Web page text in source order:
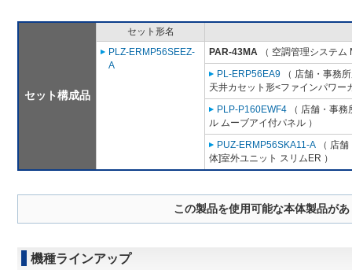
セット構成品
セット形名
PLZ-ERMP56SEEZ-
A
PAR-43MA （ 空調管理システム
PL-ERP56EA9 （ 店舗・事務
天井カセット形<ファインパワー
PLP-P160EWF4 （ 店舗・事
ル ムーブアイ付パネル ）
PUZ-ERMP56SKA11-A （ 店
体]室外ユニット スリムER ）
この製品を使用可能な本体製品が
機種ラインアップ